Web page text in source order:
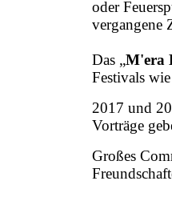
oder
vergangene
Das „M'era
Festivals
2017 und
Vorträge
Großes